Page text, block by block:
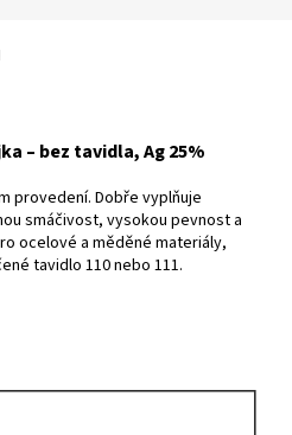
– bez tavidla, Ag 25%
provedení. Dobře vyplňuje
smáčivost, vysokou pevnost a
ocelové a měděné materiály,
tavidlo 110 nebo 111.